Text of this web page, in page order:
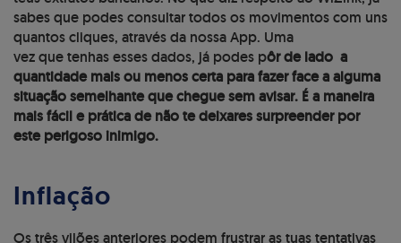
sabes que podes consultar todos os movimentos com uns
quantos cliques, através da nossa App. Uma
vez que tenhas esses dados, já podes pôr de lado a
quantidade mais ou menos certa para fazer face a alguma
situação semelhante que chegue sem avisar. É a maneira
mais fácil e prática de não te deixares surpreender por
este perigoso inimigo.
Inflação
Os três vilões anteriores podem frustrar as tuas tentativas